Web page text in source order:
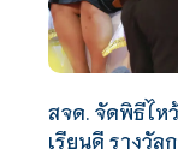
สจด. จัดพิธีไห
เรียนดี รางวั